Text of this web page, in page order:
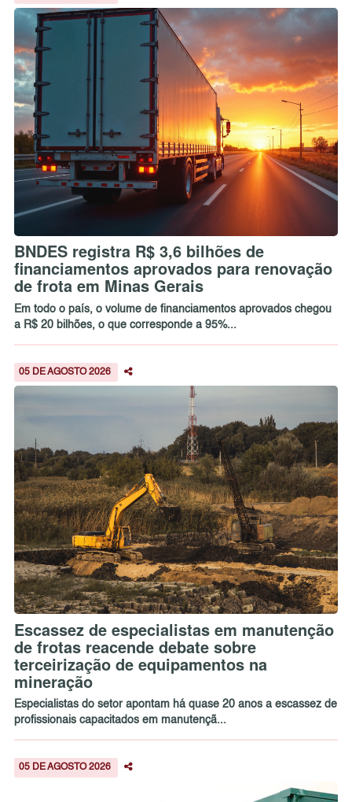
BNDES registra R$ 3,6 bilhões de
financiamentos aprovados para renovação
de frota em Minas Gerais
Em todo o país, o volume de financiamentos aprovados chegou
a R$ 20 bilhões, o que corresponde a 95%...
05 DE AGOSTO 2026
Escassez de especialistas em manutenção
de frotas reacende debate sobre
terceirização de equipamentos na
mineração
Especialistas do setor apontam há quase 20 anos a escassez de
profissionais capacitados em manutençã...
05 DE AGOSTO 2026